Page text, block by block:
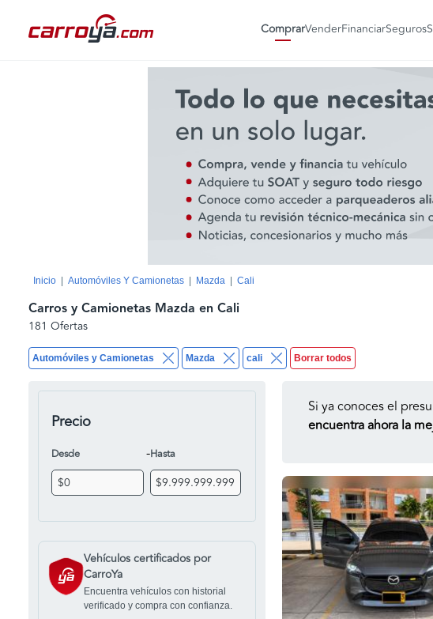
ComprarVenderFinanciarSeguros
Inicio Automóviles Y Camionetas Mazda Cali
Automóviles y Camionetas Mazda cali Borrar todos
Carros y Camionetas Mazda en Cali
181 Ofertas
Precio
Desde -Hasta
Vehículos certificados por
CarroYa
Encuentra vehículos con historial
verificado y compra con confianza.
Si ya conoces el
encuentra ahora la